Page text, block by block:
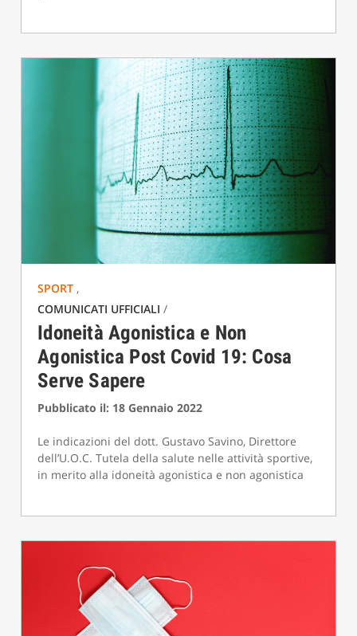
SPORT ,
COMUNICATI UFFICIALI /
Idoneità Agonistica e Non
Agonistica Post Covid 19: Cosa
Serve Sapere
Pubblicato il: 18 Gennaio 2022
Le indicazioni del dott. Gustavo Savino, Direttore
dell’U.O.C. Tutela della salute nelle attività sportive,
in merito alla idoneità agonistica e non agonistica